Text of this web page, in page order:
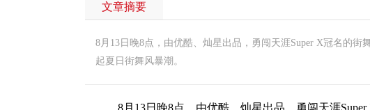
文章摘要
8月13日晚8点，由优酷、灿星出品，勇闯天涯Super X冠名的
起夏日街舞风暴潮。
8月13日晚8点，由优酷、灿星出品，勇闯天涯Super